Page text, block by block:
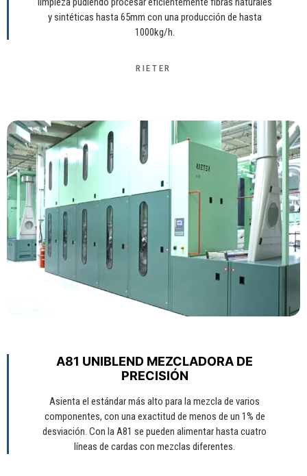
y sintéticas hasta 65mm con una producción de hasta
1000kg/h.
RIETER
A81 UNIBLEND MEZCLADORA DE
PRECISIÓN
Asienta el estándar más alto para la mezcla de varios
componentes, con una exactitud de menos de un 1% de
desviación. Con la A81 se pueden alimentar hasta cuatro
líneas de cardas con mezclas diferentes.